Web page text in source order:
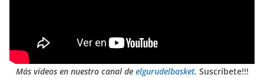
Más vídeos en nuestro canal de elgurudelbasket. Suscríbete!!!